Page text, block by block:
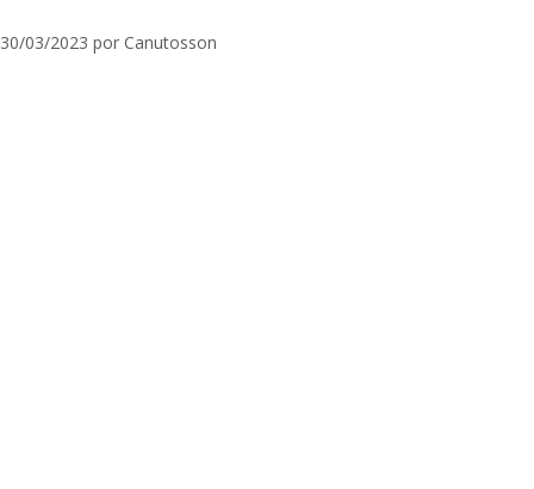
30/03/2023 por Canutosson